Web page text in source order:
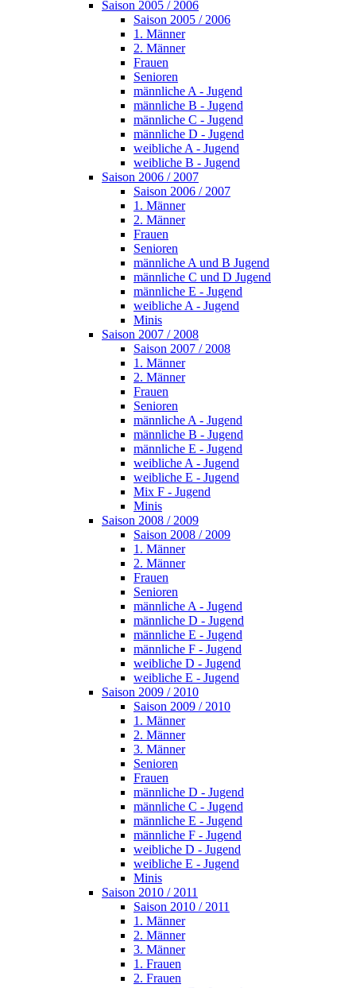
Saison 2005 / 2006
Saison 2005 / 2006
1. Männer
2. Männer
Frauen
Senioren
männliche A - Jugend
männliche B - Jugend
männliche C - Jugend
männliche D - Jugend
weibliche A - Jugend
weibliche B - Jugend
Saison 2006 / 2007
Saison 2006 / 2007
1. Männer
2. Männer
Frauen
Senioren
männliche A und B Jugend
männliche C und D Jugend
männliche E - Jugend
weibliche A - Jugend
Minis
Saison 2007 / 2008
Saison 2007 / 2008
1. Männer
2. Männer
Frauen
Senioren
männliche A - Jugend
männliche B - Jugend
männliche E - Jugend
weibliche A - Jugend
weibliche E - Jugend
Mix F - Jugend
Minis
Saison 2008 / 2009
Saison 2008 / 2009
1. Männer
2. Männer
Frauen
Senioren
männliche A - Jugend
männliche D - Jugend
männliche E - Jugend
männliche F - Jugend
weibliche D - Jugend
weibliche E - Jugend
Saison 2009 / 2010
Saison 2009 / 2010
1. Männer
2. Männer
3. Männer
Senioren
Frauen
männliche D - Jugend
männliche C - Jugend
männliche E - Jugend
männliche F - Jugend
weibliche D - Jugend
weibliche E - Jugend
Minis
Saison 2010 / 2011
Saison 2010 / 2011
1. Männer
2. Männer
3. Männer
1. Frauen
2. Frauen